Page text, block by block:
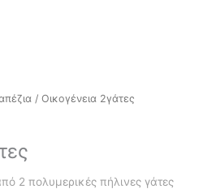
/ Οικογένεια 2γάτες
2 πολυμερικές πήλινες γάτες